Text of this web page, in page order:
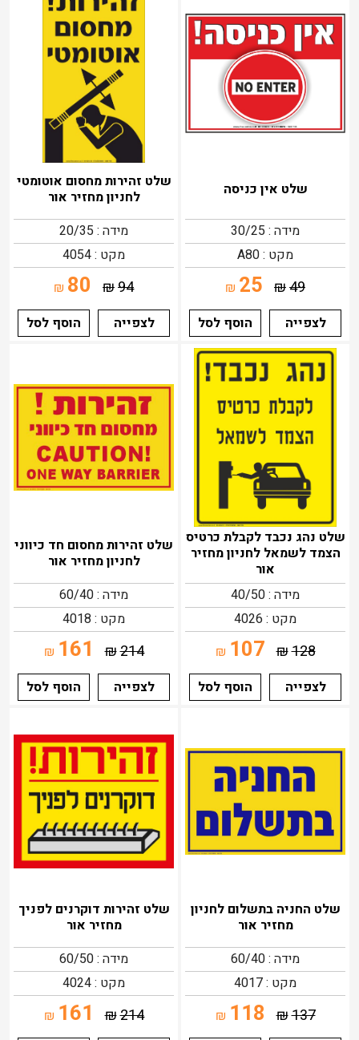
שלט אין כניסה
מידה : 30/25
מקט : A80
49
₪
25
₪
לצפייה
הוסף לסל
שלט זהירות מחסום אוטומטי
לחניון מחזיר אור
מידה : 20/35
מקט : 4054
94
₪
80
₪
לצפייה
הוסף לסל
שלט נהג נכבד לקבלת כרטיס
הצמד לשמאל לחניון מחזיר
אור
מידה : 40/50
מקט : 4026
128
₪
107
₪
לצפייה
הוסף לסל
שלט זהירות מחסום חד כיווני
לחניון מחזיר אור
מידה : 60/40
מקט : 4018
214
₪
161
₪
לצפייה
הוסף לסל
שלט החניה בתשלום לחניון
מחזיר אור
מידה : 60/40
מקט : 4017
137
₪
118
₪
שלט זהירות דוקרנים לפניך
מחזיר אור
מידה : 60/50
מקט : 4024
214
₪
161
₪